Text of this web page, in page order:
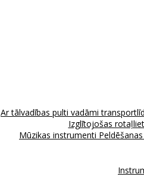
Ar tālvadības pulti vadāmi
Izglītojošas
Mūzikas instrumenti